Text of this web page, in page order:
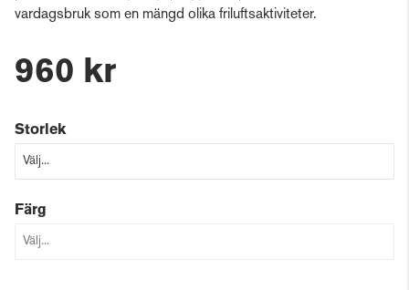
vardagsbruk som en mängd olika friluftsaktiviteter.
960 kr
Storlek
Färg